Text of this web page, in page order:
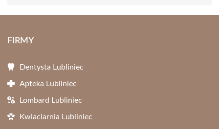
FIRMY
Dentysta Lubliniec
Apteka Lubliniec
Lombard Lubliniec
Kwiaciarnia Lubliniec